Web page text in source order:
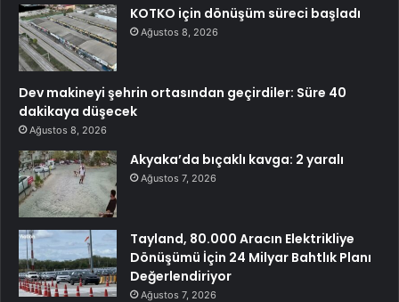
KOTKO için dönüşüm süreci başladı
Ağustos 8, 2026
Dev makineyi şehrin ortasından geçirdiler: Süre 40
dakikaya düşecek
Ağustos 8, 2026
Akyaka’da bıçaklı kavga: 2 yaralı
Ağustos 7, 2026
Tayland, 80.000 Aracın Elektrikliye
Dönüşümü İçin 24 Milyar Bahtlık Planı
Değerlendiriyor
Ağustos 7, 2026